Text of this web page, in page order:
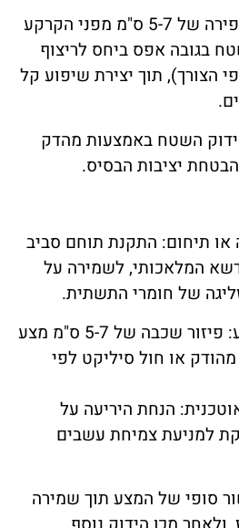
חפירה ויישור: חפירה של 5-7 ס"מ מפני הקרקע
בגובה אפס ביחס לריצוף
הצורך), תוך יצירת שיפוע קל
השטח באמצעות מהדק
יציבות הבסיס.
תיחום: התקנת תוחם סביב
המלאכותי, לשמירה על
של חומרי התשתית.
הנחת שכבת מצע: פיזור שכבה של 5-7 ס"מ מצע
או חול סיליקט לפי
הנחת היריעה על
למניעת צמיחת עשבים
סופי של המצע תוך שמירה